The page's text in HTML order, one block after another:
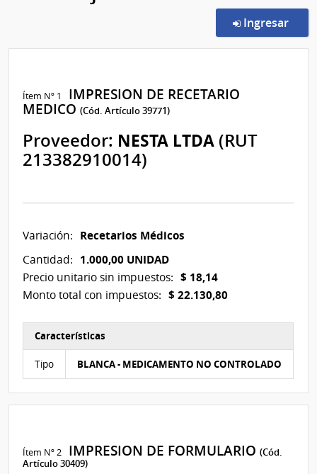
Ingresar
Ítem Nº 1
IMPRESION DE RECETARIO
MEDICO(Cód. Artículo 39771)
Proveedor: NESTA LTDA (RUT
213382910014)
Variación: Recetarios Médicos
Cantidad: 1.000,00 UNIDAD
Precio unitario sin impuestos: $ 18,14
Monto total con impuestos: $ 22.130,80
Características
Tipo BLANCA - MEDICAMENTO NO CONTROLADO
Ítem Nº 2 IMPRESION DE FORMULARIO(Cód.
Artículo 30409)